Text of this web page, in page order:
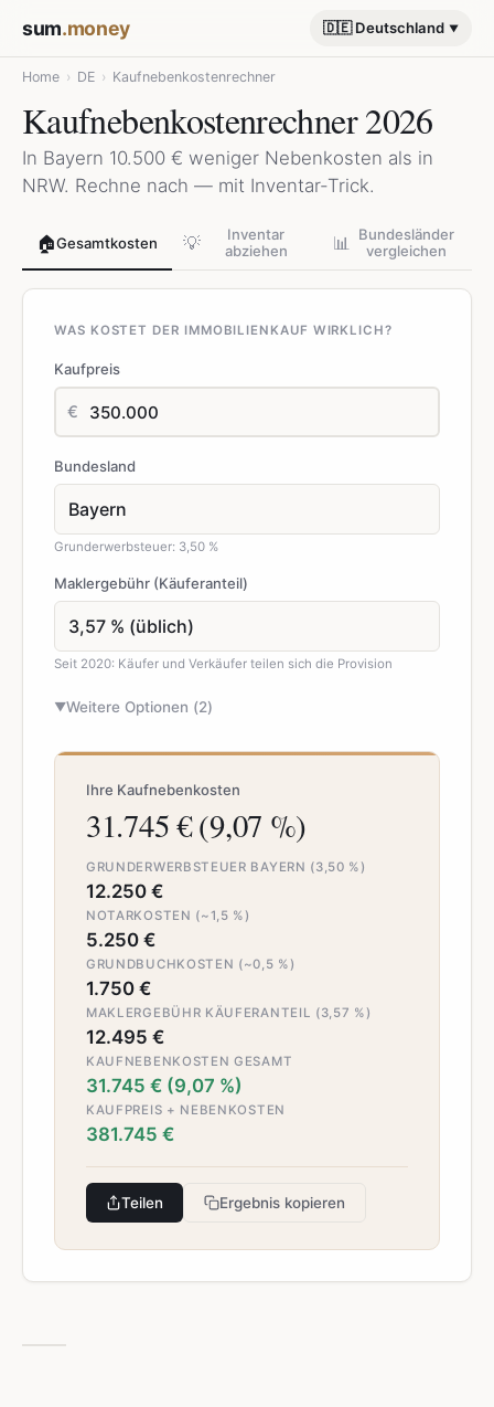
sum.money 🇩🇪 Deutschland
Home › DE › Kaufnebenkostenrechner
Kaufnebenkostenrechner 2026
In Bayern 10.500 € weniger Nebenkosten als in
NRW. Rechne nach — mit Inventar-Trick.
🏠Gesamtkosten 💡
Inventar
abziehen
📊
Bundesländer
vergleichen
WAS KOSTET DER IMMOBILIENKAUF WIRKLICH?
Kaufpreis
€
Bundesland
Grunderwerbsteuer: 3,50 %
Maklergebühr (Käuferanteil)
Seit 2020: Käufer und Verkäufer teilen sich die Provision
▼Weitere Optionen (2)
Ihre Kaufnebenkosten
31.745 € (9,07 %)
GRUNDERWERBSTEUER BAYERN (3,50 %)
12.250 €
NOTARKOSTEN (~1,5 %)
5.250 €
GRUNDBUCHKOSTEN (~0,5 %)
1.750 €
MAKLERGEBÜHR KÄUFERANTEIL (3,57 %)
12.495 €
KAUFNEBENKOSTEN GESAMT
31.745 € (9,07 %)
KAUFPREIS + NEBENKOSTEN
381.745 €
Teilen Ergebnis kopieren